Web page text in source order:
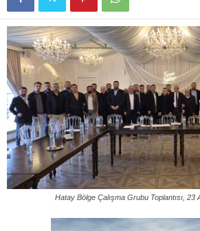
Hatay Bölge Çalışma Grubu Toplantısı, 23